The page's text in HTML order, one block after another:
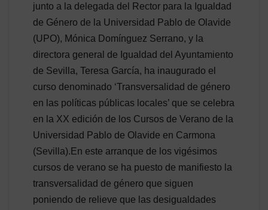
junto a la delegada del Rector para la Igualdad
de Género de la Universidad Pablo de Olavide
(UPO), Mónica Domínguez Serrano, y la
directora general de Igualdad del Ayuntamiento
de Sevilla, Teresa García, ha inaugurado el
curso denominado ‘Transversalidad de género
en las políticas públicas locales’ que se celebra
en la XX edición de los Cursos de Verano de la
Universidad Pablo de Olavide en Carmona
(Sevilla).En este arranque de los vigésimos
cursos de verano se ha puesto de manifiesto la
transversalidad de género que siguen
poniendo de relieve que las desigualdades